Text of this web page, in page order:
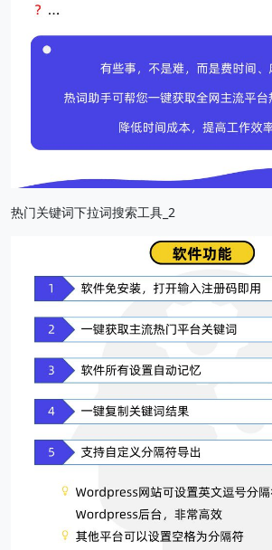
热门关键词下拉词搜索工具_2